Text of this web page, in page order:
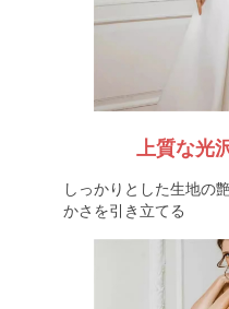
上質な光
しっかりとした生地の
かさを引き立てる